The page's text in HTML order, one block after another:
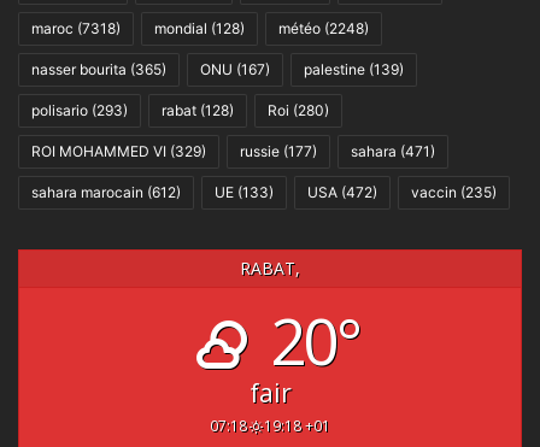
maroc (7318) mondial (128) météo (2248)
nasser bourita (365) ONU (167) palestine (139)
polisario (293) rabat (128) Roi (280)
ROI MOHAMMED VI (329) russie (177) sahara (471)
sahara marocain (612) UE (133) USA (472) vaccin (235)
RABAT,
20°
fair
07:18 19:18 +01